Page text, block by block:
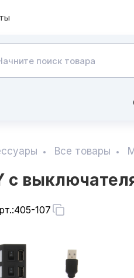
Все товары
с
405-107